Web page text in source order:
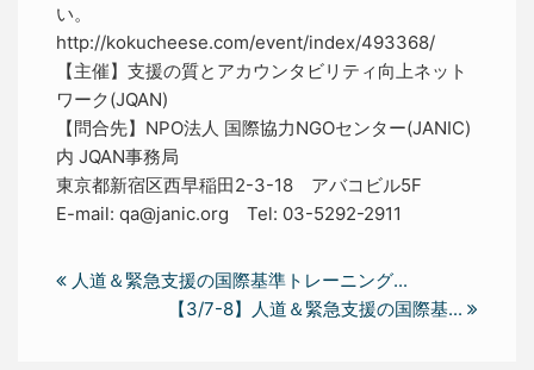
い。
http://kokucheese.com/event/index/493368/
【主催】支援の質とアカウンタビリティ向上ネット
ワーク(JQAN)
【問合先】NPO法人 国際協力NGOセンター(JANIC)
内 JQAN事務局
東京都新宿区西早稲田2-3-18 アバコビル5F
E-mail: qa@janic.org Tel: 03-5292-2911
人道＆緊急支援の国際基準トレーニング...
【3/7-8】人道＆緊急支援の国際基...